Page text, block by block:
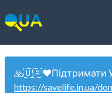
🙏🇺🇦❤️Підтримати
https://savelife.in.ua/